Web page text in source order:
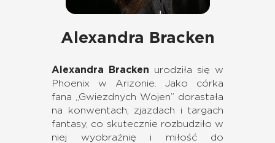
Alexandra Bracken
Alexandra Bracken urodziła się w
Phoenix w Arizonie. Jako córka
fana „Gwiezdnych Wojen” dorastała
na konwentach, zjazdach i targach
fantasy, co skutecznie rozbudziło w
niej wyobraźnię i miłość do